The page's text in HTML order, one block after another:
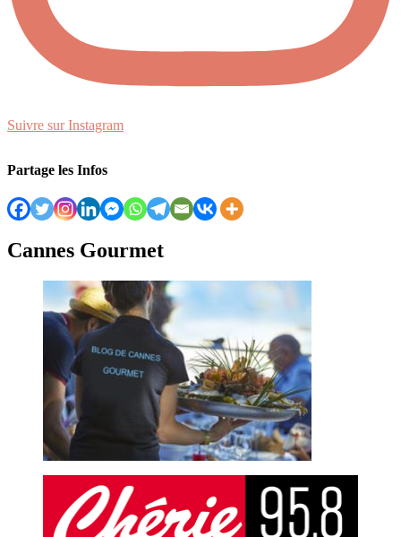
Suivre sur Instagram
Partage les Infos
Cannes Gourmet